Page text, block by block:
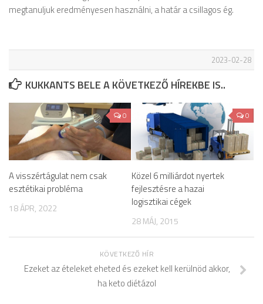
megtanuljuk eredményesen használni, a határ a csillagos ég.
2023-02-28
KUKKANTS BELE A KÖVETKEZŐ HÍREKBE IS..
0
A visszértágulat nem csak
esztétikai probléma
18 ÁPR, 2022
0
Közel 6 milliárdot nyertek
fejlesztésre a hazai
logisztikai cégek
28 MÁJ, 2015
KÖVETKEZŐ HÍR
Ezeket az ételeket eheted és ezeket kell kerülnöd akkor,
ha keto diétázol